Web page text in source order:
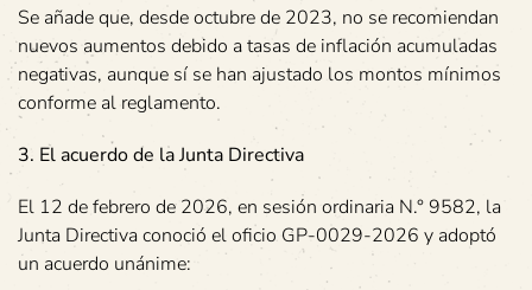
Se añade que, desde octubre de 2023, no se recomiendan
nuevos aumentos debido a tasas de inflación acumuladas
negativas, aunque sí se han ajustado los montos mínimos
conforme al reglamento.
3. El acuerdo de la Junta Directiva
El 12 de febrero de 2026, en sesión ordinaria N.° 9582, la
Junta Directiva conoció el oficio GP-0029-2026 y adoptó
un acuerdo unánime: